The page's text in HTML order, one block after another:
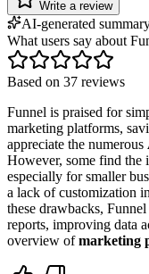
Write a review
AI-generated
What users say about
Based on 37 reviews
Funnel is praised for
marketing platforms,
appreciate the numerous
However, some find the
especially for smaller
a lack of customization
these drawbacks,
reports, improving data
overview ofmarketing